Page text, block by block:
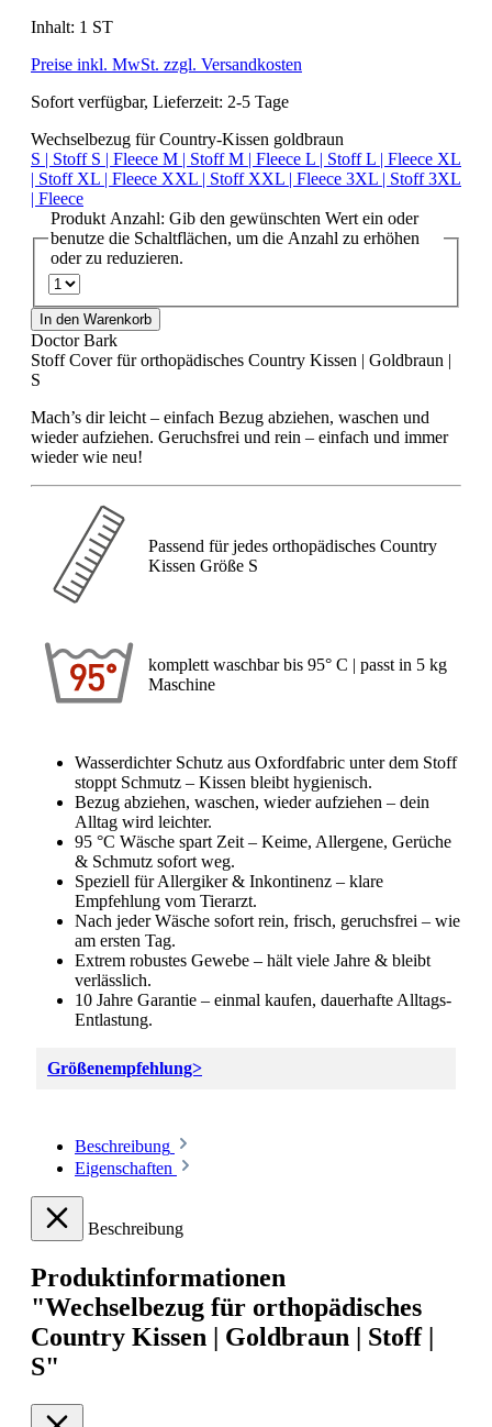
Inhalt: 1 ST
Preise inkl. MwSt. zzgl. Versandkosten
Sofort verfügbar, Lieferzeit: 2-5 Tage
Wechselbezug für Country-Kissen goldbraun
S | Stoff S | Fleece M | StoffM | Fleece L | StoffL | Fleece XL
| Stoff XL | Fleece XXL | Stoff XXL | Fleece 3XL | Stoff3XL
| Fleece
Produkt Anzahl: Gib den gewünschten Wert ein oder
benutze die Schaltflächen, um die Anzahl zu erhöhen
oder zu reduzieren.
In den Warenkorb
Doctor Bark
Stoff Cover für orthopädisches Country Kissen | Goldbraun |
S
Mach’s dir leicht – einfach Bezug abziehen, waschen und
wieder aufziehen. Geruchsfrei und rein – einfach und immer
wieder wie neu!
Passend für jedes orthopädisches Country
Kissen Größe S
komplett waschbar bis 95° C | passt in 5 kg
Maschine
Wasserdichter Schutz aus Oxfordfabric unter dem Stoff
stoppt Schmutz – Kissen bleibt hygienisch.
Bezug abziehen, waschen, wieder aufziehen – dein
Alltag wird leichter.
95 °C Wäsche spart Zeit – Keime, Allergene, Gerüche
& Schmutz sofort weg.
Speziell für Allergiker & Inkontinenz – klare
Empfehlung vom Tierarzt.
Nach jeder Wäsche sofort rein, frisch, geruchsfrei – wie
am ersten Tag.
Extrem robustes Gewebe – hält viele Jahre & bleibt
verlässlich.
10 Jahre Garantie – einmal kaufen, dauerhafte Alltags-
Entlastung.
Größenempfehlung>
Beschreibung
Eigenschaften
Beschreibung
Produktinformationen
"Wechselbezug für orthopädisches
Country Kissen | Goldbraun | Stoff |
S"